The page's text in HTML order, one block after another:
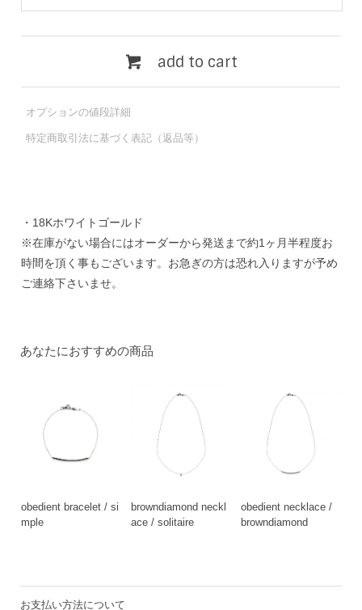
add to cart
オプションの値段詳細
特定商取引法に基づく表記（返品等）
・18Kホワイトゴールド
※在庫がない場合にはオーダーから発送まで約1ヶ月半程度お
時間を頂く事もございます。お急ぎの方は恐れ入りますが予め
ご連絡下さいませ。
あなたにおすすめの商品
obedient bracelet / si
mple
browndiamond neckl
ace / solitaire
obedient necklace /
browndiamond
お支払い方法について